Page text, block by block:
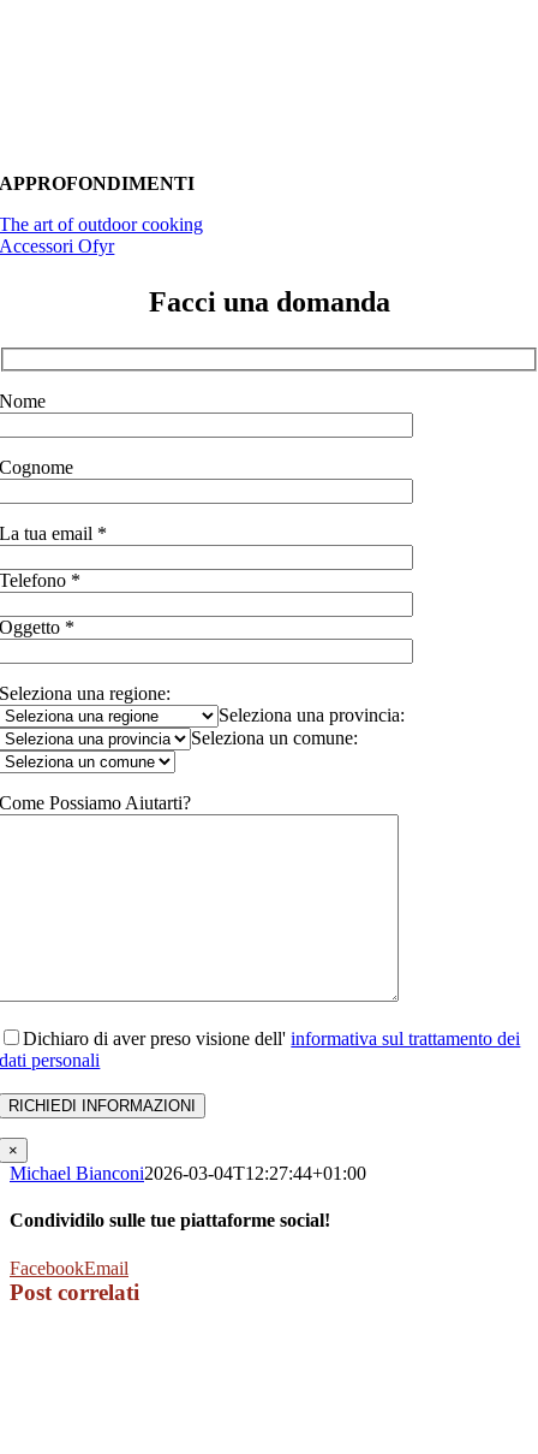
APPROFONDIMENTI
The art of outdoor cooking
Accessori Ofyr
Facci una domanda
Nome
Cognome
La tua email *
Telefono *
Oggetto *
Seleziona una regione:
Seleziona una provincia:
Seleziona un comune:
Come Possiamo Aiutarti?
Dichiaro di aver preso visione dell'informativa sul trattamento dei
dati personali
×
Michael Bianconi2026-03-04T12:27:44+01:00
Condividilo sulle tue piattaforme social!
FacebookEmail
Post correlati